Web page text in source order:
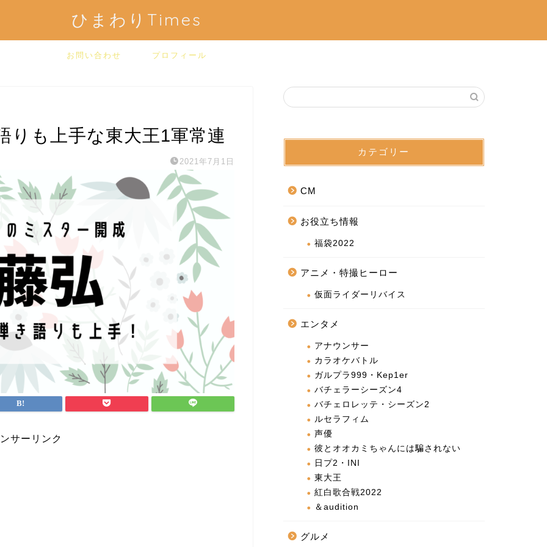
ひまわりTimes
お問い合わせ プロフィール
りも上手な東大王1軍常連
2021年7月1日
サーリンク
カテゴリー
CM
お役立ち情報
福袋2022
アニメ・特撮ヒーロー
仮面ライダーリバイス
エンタメ
アナウンサー
カラオケバトル
ガルプラ999・Kep1er
バチェラーシーズン4
バチェロレッテ・シーズン2
ルセラフィム
声優
彼とオオカミちゃんには騙されない
日プ2・INI
東大王
紅白歌合戦2022
＆audition
グルメ